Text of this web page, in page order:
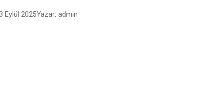
Eylül 2025Yazar: admin